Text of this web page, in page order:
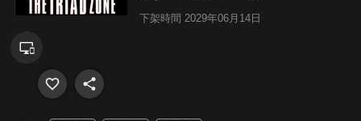
下架時間 2029年06月14日